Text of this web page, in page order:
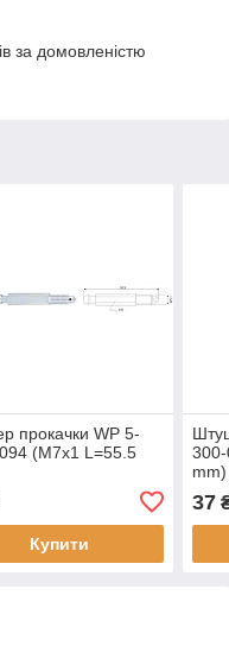
за домовленістю
прокачки WP 5-
(M7x1 L=55.5
Купити
mm)
37